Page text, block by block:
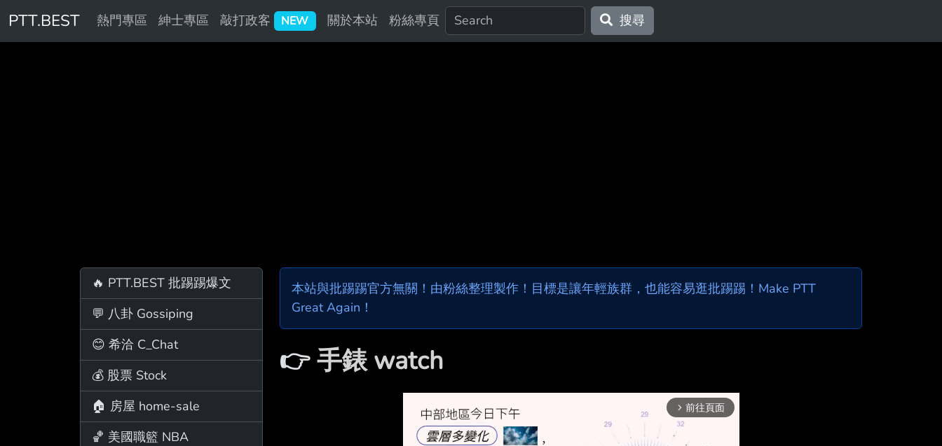
PTT.BEST 熱門專區 紳士專區 敲打政客 NEW 關於本站 粉絲專頁 搜尋
🔥 PTT.BEST 批踢踢爆文
💬 八卦 Gossiping
😊 希洽 C_Chat
💰 股票 Stock
🏠 房屋 home-sale
🏀 美國職籃 NBA
本站與批踢踢官方無關！由粉絲整理製作！目標是讓年輕族群，也能容易逛批踢踢！Make PTT
Great Again！
👉手錶 watch
arrow_forward_ios 前往頁面